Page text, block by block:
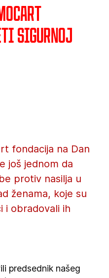
Sigurnoj
fondacija na Dan
još jednom da
protiv nasilja u
ženama, koje su
i obradovali ih
predsednik našeg